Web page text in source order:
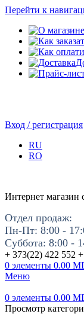
Перейти к
Вход / регистрация
RU
RO
Интернет магазин
Отдел продаж:
Пн-Пт: 8:00 -
Суббота: 8:00 -
+ 373(22) 422 552
0 элементы 0.00
Меню
0 элементы 0.00
Просмотр